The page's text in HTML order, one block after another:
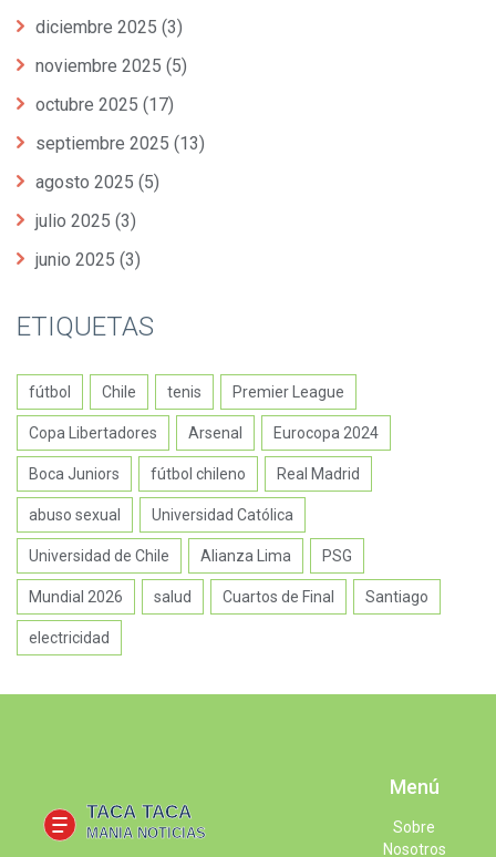
diciembre 2025 (3)
noviembre 2025 (5)
octubre 2025 (17)
septiembre 2025 (13)
agosto 2025 (5)
julio 2025 (3)
junio 2025 (3)
ETIQUETAS
fútbol Chile tenis Premier League
Copa Libertadores Arsenal Eurocopa 2024
Boca Juniors fútbol chileno Real Madrid
abuso sexual Universidad Católica
Universidad de Chile Alianza Lima PSG
Mundial 2026 salud Cuartos de Final Santiago
electricidad
Menú
Sobre
Nosotros